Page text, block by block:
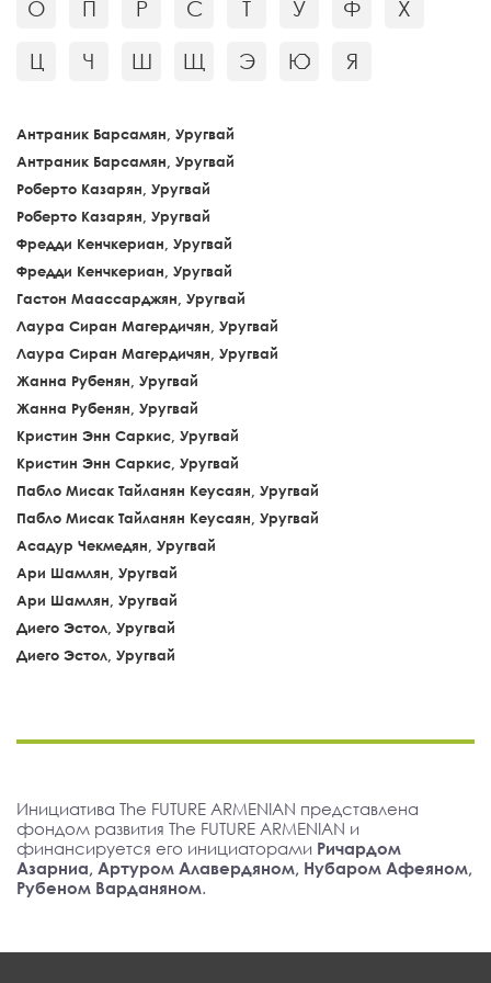
О П Р С Т У Ф Х
Ц Ч Ш Щ Э Ю Я
Антраник Барсамян, Уругвай
Антраник Барсамян, Уругвай
Роберто Казарян, Уругвай
Роберто Казарян, Уругвай
Фредди Кенчкериан, Уругвай
Фредди Кенчкериан, Уругвай
Гастон Маассарджян, Уругвай
Лаура Сиран Магердичян, Уругвай
Лаура Сиран Магердичян, Уругвай
Жанна Рубенян, Уругвай
Жанна Рубенян, Уругвай
Кристин Энн Саркис, Уругвай
Кристин Энн Саркис, Уругвай
Пабло Мисак Тайланян Кеусаян, Уругвай
Пабло Мисак Тайланян Кеусаян, Уругвай
Асадур Чекмедян, Уругвай
Ари Шамлян, Уругвай
Ари Шамлян, Уругвай
Диего Эстол, Уругвай
Диего Эстол, Уругвай
Инициатива The FUTURE ARMENIAN представлена
фондом развития The FUTURE ARMENIAN и
финансируется его инициаторами Ричардом
Азарниа, Артуром Алавердяном, Нубаром Афеяном,
Рубеном Варданяном.